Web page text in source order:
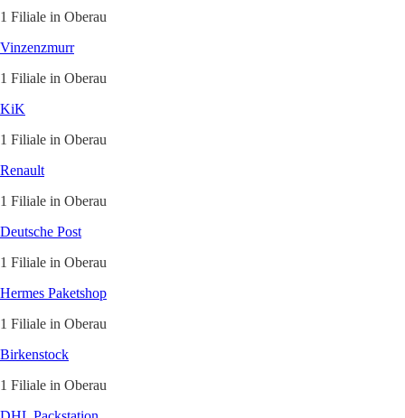
1 Filiale in Oberau
Vinzenzmurr
1 Filiale in Oberau
KiK
1 Filiale in Oberau
Renault
1 Filiale in Oberau
Deutsche Post
1 Filiale in Oberau
Hermes Paketshop
1 Filiale in Oberau
Birkenstock
1 Filiale in Oberau